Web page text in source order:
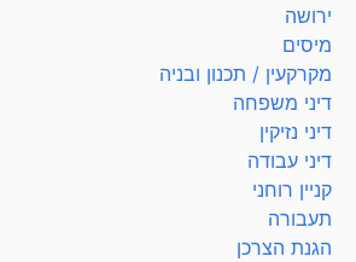
ירושה
מיסים
מקרקעין / תכנון ובניה
דיני משפחה
דיני נזיקין
דיני עבודה
קניין רוחני
תעבורה
הגנת הצרכן